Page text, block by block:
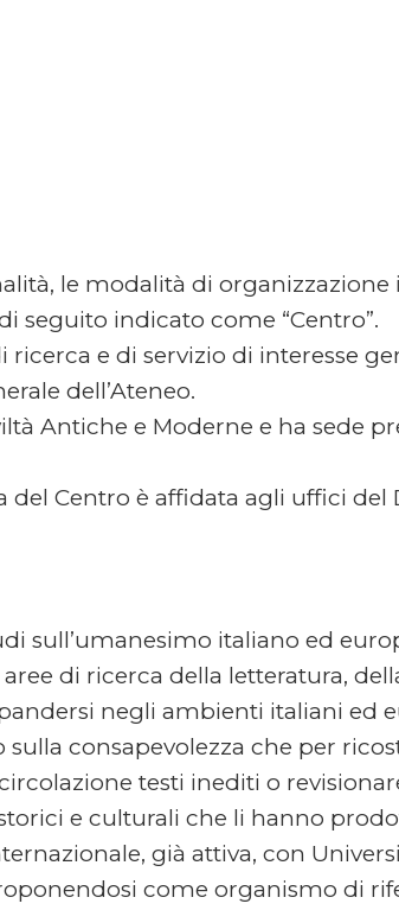
le modalità di
seguito indicato come “Centro”.
e di servizio di interesse
dell’Ateneo.
Antiche e Moderne e ha sede
Centro è affidata agli uffici
sull’umanesimo italiano ed
di ricerca della letteratura,
negli ambienti italiani ed
consapevolezza che per
testi inediti o
e culturali che li hanno
già attiva, con
come organismo di